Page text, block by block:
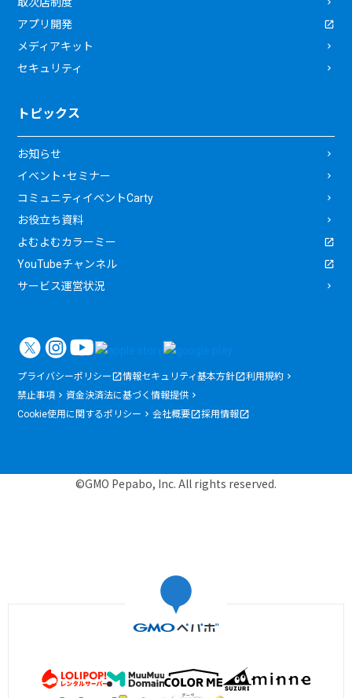
アプリ開発
メディアキット
セキュリティ
トピックス
お知らせ
イベント・セミナー
コミュニティイベントCarty
お役立ち資料
よむよむカラーミー
YouTubeチャンネル
サービス運営状況
プライバシーポリシー 情報セキュリティ基本方針
利用規約
禁止事項
資金決済法に基づく情報提供
Cookie使用に関するポリシー
会社概要 採用情報
©GMO Pepabo, Inc. All rights reserved.